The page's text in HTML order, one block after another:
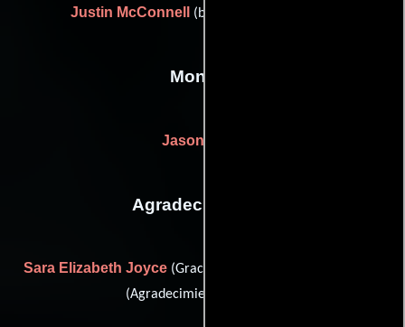
Justin McConnell (blu-ray authoring: USA)
Montaje
Jason Trost
Agradecimientos
Sara Elizabeth Joyce(Gracias) y
(Agradecimiento especial)